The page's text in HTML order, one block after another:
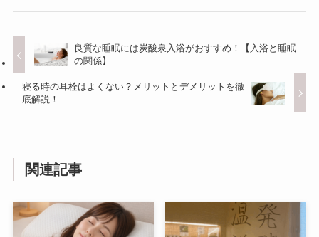
良質な睡眠には炭酸泉入浴がおすすめ！【入浴と睡眠
の関係】
寝る時の耳栓はよくない？メリットとデメリットを徹
底解説！
関連記事